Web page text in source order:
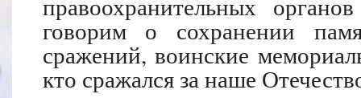
правоохранительных
говорим о сохранении
сражений, воинские
кто сражался за наше